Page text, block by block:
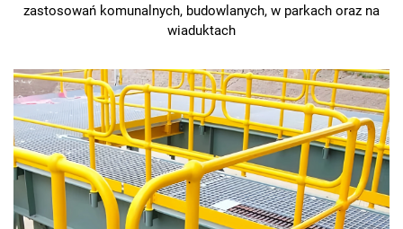
zastosowań komunalnych, budowlanych, w parkach oraz na
wiaduktach